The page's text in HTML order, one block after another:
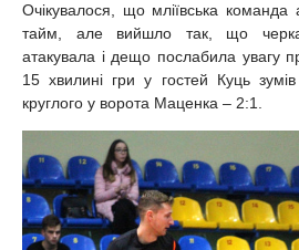
Очікувалося, що мліївська команда
тайм, але вийшло так, що
атакувала і дещо послабила увагу
15 хвилині гри у гостей Куць
круглого у ворота Маценка – 2:1.